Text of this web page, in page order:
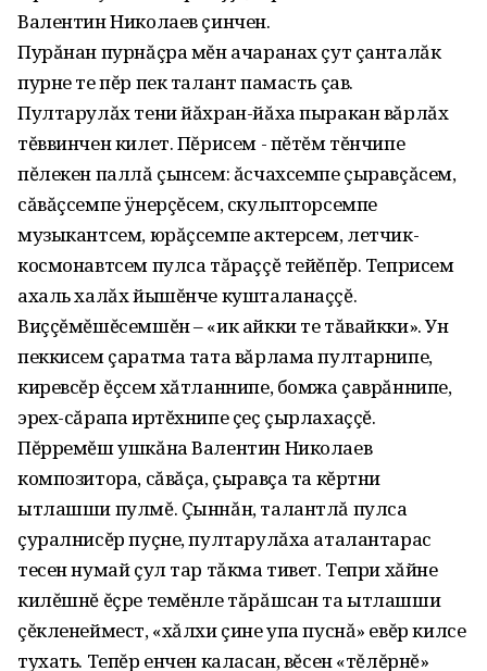
Валентин Николаев çинчен.
Пурăнан пурнăçра мĕн ачаранах çут çанталăк
пурне те пĕр пек талант памасть çав.
Пултарулăх тени йăхран-йăха пыракан вăрлăх
тĕввинчен килет. Пĕрисем - пĕтĕм тĕнчипе
пĕлекен паллă çынсем: ăсчахсемпе çыравçăсем‚
сăвăçсемпе ÿнерçĕсем‚ скульпторсемпе
музыкантсем‚ юрăçсемпе актерсем‚ летчик-
космонавтсем пулса тăраççĕ тейĕпĕр. Теприсем
ахаль халăх йышĕнче кушталанаççĕ.
Виççĕмĕшĕсемшĕн – «ик айкки те тăвайкки». Ун
пеккисем çаратма тата вăрлама пултарнипе‚
киревсĕр ĕçсем хăтланнипе‚ бомжа çаврăннипе‚
эрех-сăрапа иртĕхнипе çеç çырлахаççĕ.
Пĕрремĕш ушкăна Валентин Николаев
композитора‚ сăвăçа‚ çыравçа та кĕртни
ытлашши пулмĕ. Çыннăн, талантлă пулса
çуралнисĕр пуçне, пултарулăха аталантарас
тесен нумай çул тар тăкма тивет. Тепри хăйне
килĕшнĕ ĕçре темĕнле тăрăшсан та ытлашши
çĕкленеймест‚ «хăлхи çине упа пуснă» евĕр килсе
тухать. Тепĕр енчен каласан‚ вĕсен «тĕлĕрнĕ»